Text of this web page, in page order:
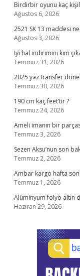
Birdirbir oyunu kaç
Ağustos 6, 2026
2521 SK 13 maddesi
Ağustos 3, 2026
İyi hal indirimini kim
Temmuz 31, 2026
2025 yaz transfer
Temmuz 30, 2026
190 cm kaç feet’tir ?
Temmuz 24, 2026
Ameli imanın bir
Temmuz 3, 2026
Sezen Aksu’nun son
Temmuz 2, 2026
Ambar kargo hafta
Temmuz 1, 2026
Alüminyum folyo altın
Haziran 29, 2026